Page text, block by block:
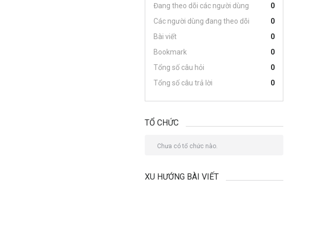
Đang theo dõi các người dùng
0
Các người dùng đang theo dõi
0
Bài viết
0
Bookmark
0
Tổng số câu hỏi
0
Tổng số câu trả lời
0
TỔ CHỨC
Chưa có tổ chức nào.
XU HƯỚNG BÀI VIẾT